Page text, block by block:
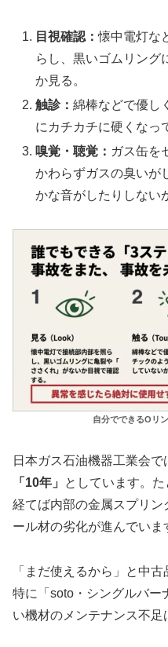
目視確認：懐中電灯な
らし、黒いゴムリング
か見る。
触診：綿棒などで優し
にカチカチに硬くなっ
嗅覚・聴覚： ガス缶を
かわらずガスの臭いが
かな音がしたりしない
自分でできるOリ
日本ガス石油機器工業会
「10年」
としています。
経てば内部の金属スプリ
ール材の劣化が進んでいま
「まだ使えるから」と中
特に「soto・シングルバー
い機材のメンテナンス不足